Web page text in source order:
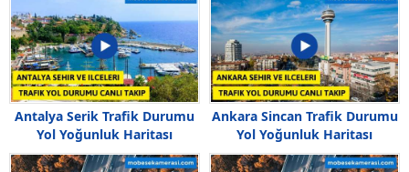
Antalya Serik Trafik Durumu
Yol Yoğunluk Haritası
Ankara Sincan Trafik Durumu
Yol Yoğunluk Haritası